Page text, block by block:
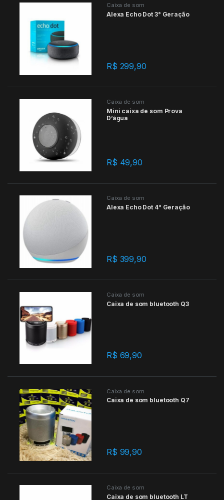
Caixa de som
Alexa Echo Dot 3° Geração
R$ 299,90
Caixa de som
Mini caixa de som Prova
D’água
R$ 49,90
Caixa de som
Alexa Echo Dot 4° Geração
R$ 399,90
Caixa de som
Caixa de som bluetooth Q3
R$ 69,90
Caixa de som
Caixa de som bluetooth Q7
R$ 99,90
Caixa de som
Caixa de som bluetooth LT